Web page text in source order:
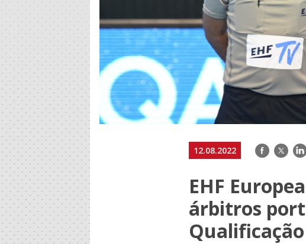
12.08.2022 Facebook
Twitter
EHF
árbitros
Qualificação